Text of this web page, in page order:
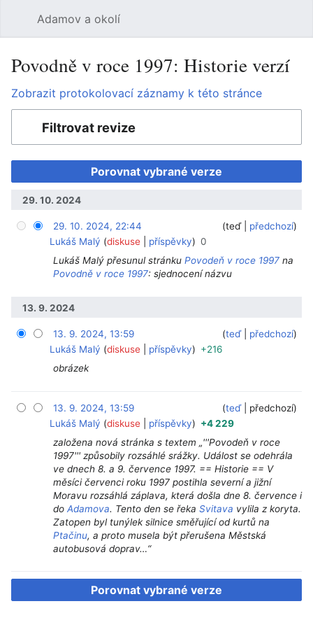
Adamov a okolí
Povodně v roce 1997: Historie verzí
Zobrazit protokolovací záznamy k této stránce
Filtrovat revize
29. 10. 2024
teď předchozí
29. 10. 2024, 22:44
Lukáš Malý
diskuse příspěvky
0
Lukáš Malý přesunul stránku Povodeň v roce 1997 na
Povodně v roce 1997: sjednocení názvu
13. 9. 2024
teď předchozí
13. 9. 2024, 13:59
Lukáš Malý
diskuse příspěvky
+216
obrázek
teď předchozí
13. 9. 2024, 13:59
Lukáš Malý
diskuse příspěvky
+4 229
založena nová stránka s textem „'''Povodeň v roce
1997''' způsobily rozsáhlé srážky. Událost se odehrála
ve dnech 8. a 9. července 1997. == Historie == V
měsíci červenci roku 1997 postihla severní a jižní
Moravu rozsáhlá záplava, která došla dne 8. července i
do Adamova. Tento den se řeka Svitava vylila z koryta.
Zatopen byl tunýlek silnice směřující od kurtů na
Ptačinu, a proto musela být přerušena Městská
autobusová doprav…“